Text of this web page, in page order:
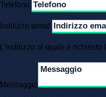
Telefono
Indirizzo email
L'indirizzo al quale è richiesto
Messaggio